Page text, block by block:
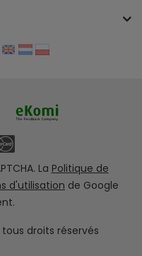
La Politique de
d'utilisation de Google
droits réservés